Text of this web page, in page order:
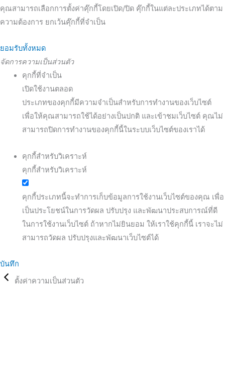
คุณสามารถเลือกการตั้งค่าคุ๊กกี้โดยเปิด/ปิด คุ๊กกี้ในแต่ละประเภทได้ตาม
ความต้องการ ยกเว้นคุ๊กกี้ที่จำเป็น
ยอมรับทั้งหมด
จัดการความเป็นส่วนตัว
คุกกี้ที่จำเป็น
เปิดใช้งานตลอด
ประเภทของคุกกี้มีความจำเป็นสำหรับการทำงานของเว็บไซต์
เพื่อให้คุณสามารถใช้ได้อย่างเป็นปกติ และเข้าชมเว็บไซต์ คุณไม่
สามารถปิดการทำงานของคุกกี้นี้ในระบบเว็บไซต์ของเราได้
คุกกี้สำหรับวิเคราะห์
คุกกี้สำหรับวิเคราะห์
คุกกี้ประเภทนี้จะทำการเก็บข้อมูลการใช้งานเว็บไซต์ของคุณ เพื่อ
เป็นประโยชน์ในการวัดผล ปรับปรุง และพัฒนาประสบการณ์ที่ดี
ในการใช้งานเว็บไซต์ ถ้าหากไม่ยินยอม ให้เราใช้คุกกี้นี้ เราจะไม่
สามารถวัดผล ปรับปรุงและพัฒนาเว็บไซต์ได้
บันทึก
ตั้งค่าความเป็นส่วนตัว